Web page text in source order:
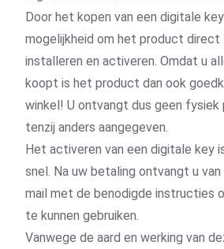
Door het kopen van een digitale
mogelijkheid om het product direct
installeren en activeren. Omdat u
koopt is het product dan ook
winkel! U ontvangt dus geen fysiek
tenzij anders aangegeven.
Het activeren van een digitale key
snel. Na uw betaling ontvangt u
mail met de benodigde instructies
te kunnen gebruiken.
Vanwege de aard en werking van